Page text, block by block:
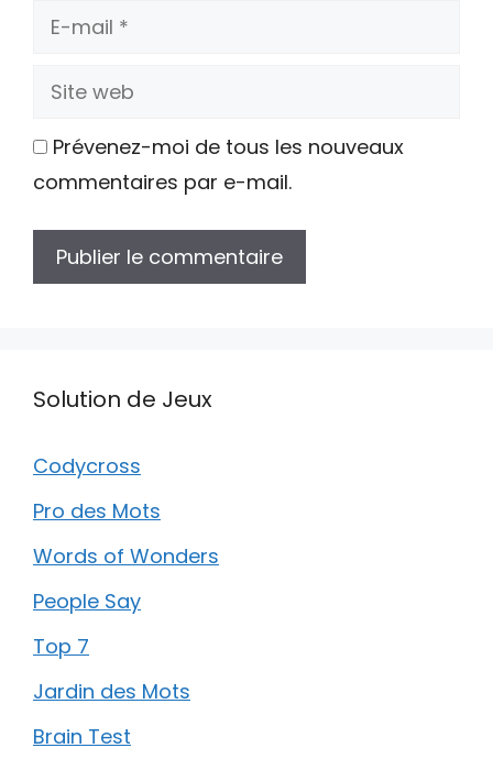
E-
Site
Prévenez-moi de tous les nouveaux
commentaires par e-mail.
Solution de Jeux
Codycross
Pro des Mots
Words of Wonders
People Say
Top 7
Jardin des Mots
Brain Test